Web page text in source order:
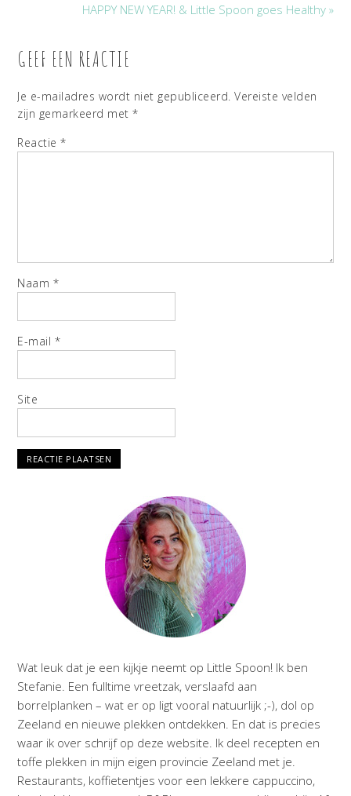
HAPPY NEW YEAR! & Little Spoon goes Healthy »
GEEF EEN REACTIE
Je e-mailadres wordt niet gepubliceerd. Vereiste velden
zijn gemarkeerd met*
Reactie*
Naam *
E-mail *
Site
Wat leuk dat je een kijkje neemt op Little Spoon! Ik ben
Stefanie. Een fulltime vreetzak, verslaafd aan
borrelplanken – wat er op ligt vooral natuurlijk ;-), dol op
Zeeland en nieuwe plekken ontdekken. En dat is precies
waar ik over schrijf op deze website. Ik deel recepten en
toffe plekken in mijn eigen provincie Zeeland met je.
Restaurants, koffietentjes voor een lekkere cappuccino,